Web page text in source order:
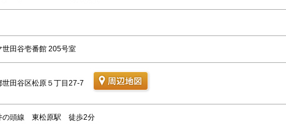
世田谷壱番館 205号室
世田谷区松原５丁目27-7
の頭線 東松原駅 徒歩2分